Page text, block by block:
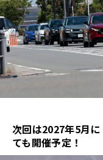
次回は2027年5月
ても開催予定！